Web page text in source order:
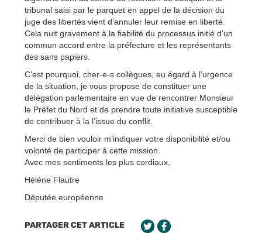
tribunal saisi par le parquet en appel de la décision du
juge des libertés vient d’annuler leur remise en liberté.
Cela nuit gravement à la fiabilité du processus initié d’un
commun accord entre la préfecture et les représentants
des sans papiers.
C’est pourquoi, cher-e-s collègues, eu égard à l’urgence
de la situation, je vous propose de constituer une
délégation parlementaire en vue de rencontrer Monsieur
le Préfet du Nord et de prendre toute initiative susceptible
de contribuer à la l’issue du conflit.
Merci de bien vouloir m’indiquer votre disponibilité et/ou
volonté de participer à cette mission.
Avec mes sentiments les plus cordiaux,
Hélène Flautre
Députée européenne
PARTAGER CET ARTICLE